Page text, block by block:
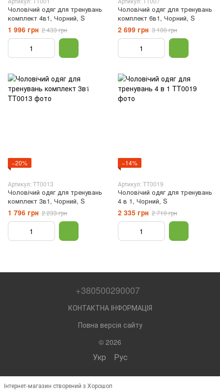
Чоловічий одяг для тренувань
комплект 4в1, Чорний, S
1 996 грн 2 433 грн
Чоловічий одяг для тренувань
комплект 6в1, Чорний, S
2 699 грн 3 100 грн
−20%
Артикул: TT0013
Чоловічий одяг для тренувань
комплект 3в1, Чорний, S
1 796 грн 2 233 грн
−14%
Артикул: TT0019
Чоловічий одяг для тренувань
4 в 1, Чорний, S
2 335 грн 2 710 грн
+380500290007
КОНТАКТНА ІНФОРМАЦІЯ
Повна версія сайту
© 2026
Укр Рус
Інтернет-магазин створений з Хорошоп